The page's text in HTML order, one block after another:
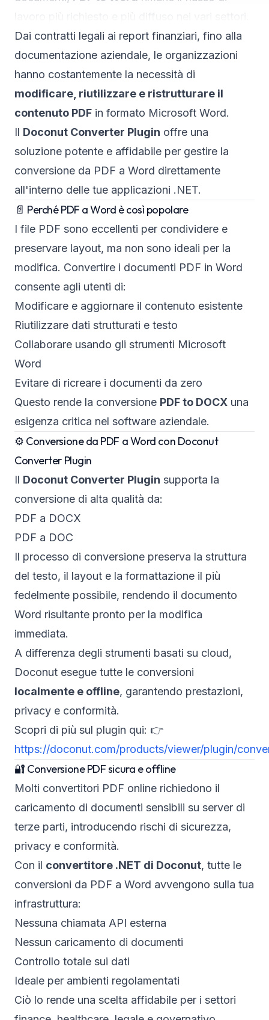
Dai contratti legali ai report finanziari, fino alla
documentazione aziendale, le organizzazioni
hanno costantemente la necessità di
modificare, riutilizzare e ristrutturare il
contenuto PDF in formato Microsoft Word.
Il Doconut Converter Plugin offre una
soluzione potente e affidabile per gestire la
conversione da PDF a Word direttamente
all'interno delle tue applicazioni .NET.
📄 Perché PDF a Word è così popolare
I file PDF sono eccellenti per condividere e
preservare layout, ma non sono ideali per la
modifica. Convertire i documenti PDF in Word
consente agli utenti di:
Modificare e aggiornare il contenuto esistente
Riutilizzare dati strutturati e testo
Collaborare usando gli strumenti Microsoft
Word
Evitare di ricreare i documenti da zero
Questo rende la conversione PDF to DOCX una
esigenza critica nel software aziendale.
⚙️ Conversione da PDF a Word con Doconut
Converter Plugin
Il Doconut Converter Plugin supporta la
conversione di alta qualità da:
PDF a DOCX
PDF a DOC
Il processo di conversione preserva la struttura
del testo, il layout e la formattazione il più
fedelmente possibile, rendendo il documento
Word risultante pronto per la modifica
immediata.
A differenza degli strumenti basati su cloud,
Doconut esegue tutte le conversioni
localmente e offline, garantendo prestazioni,
privacy e conformità.
Scopri di più sul plugin qui: 👉
https://doconut.com/products/viewer/plugin/
🔐 Conversione PDF sicura e offline
Molti convertitori PDF online richiedono il
caricamento di documenti sensibili su server di
terze parti, introducendo rischi di sicurezza,
privacy e conformità.
Con il convertitore .NET di Doconut, tutte le
conversioni da PDF a Word avvengono sulla tua
infrastruttura:
Nessuna chiamata API esterna
Nessun caricamento di documenti
Controllo totale sui dati
Ideale per ambienti regolamentati
Ciò lo rende una scelta affidabile per i settori